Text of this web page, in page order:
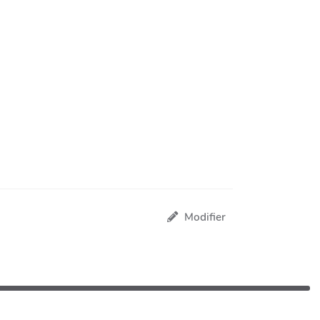
Modifier